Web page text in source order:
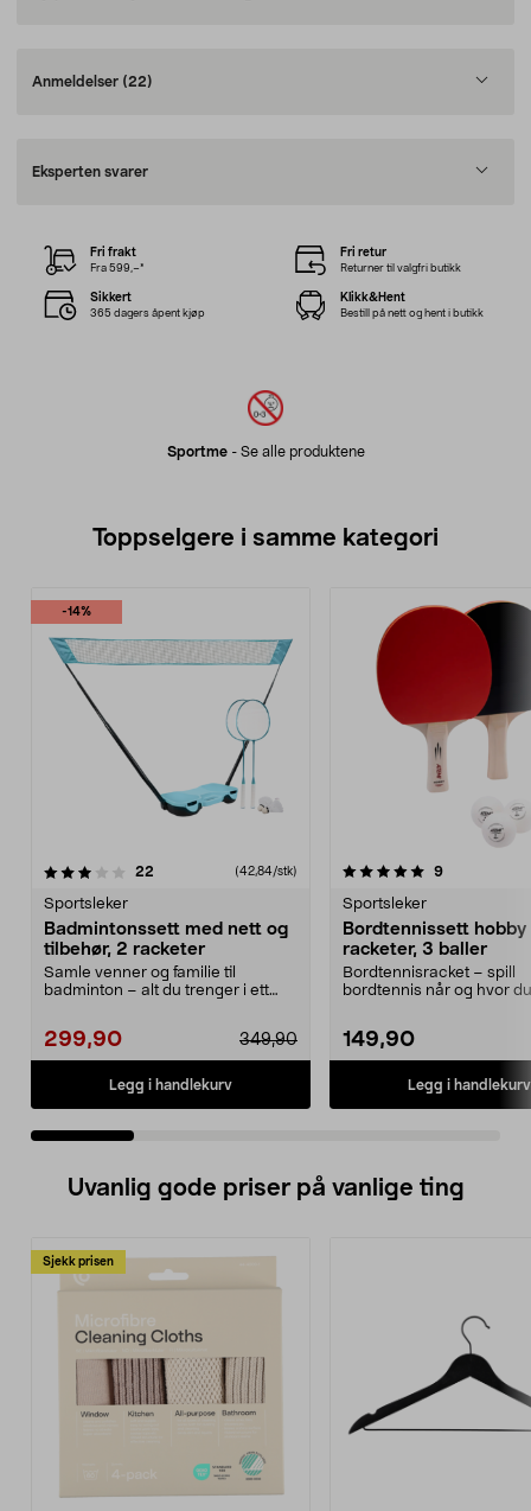
Anmeldelser (22)
Eksperten svarer
Sportme- Se alle produktene
Fri frakt
Fra 599,–*
Fri retur
Returner til valgfri butikk
Sikkert
365 dagers åpent kjøp
Klikk&Hent
Bestill på nett og hent i butikk
Toppselgere i samme kategori
-14%
22 anmeldelser(42,84/stk)
Sportsleker
Badmintonssett med nett og
tilbehør, 2 racketer
Samle venner og familie til
badminton – alt du trenger i ett
299,90 349,90
Legg i handlekurv
5.0 av 5 stjerner 9anmeldelser
Sportsleker
Bordtennissett hobby
racketer, 3 baller
Bordtennisracket – spill
bordtennis når og hvor
149,90
Legg i handlekurv
4.0 av 5 stjerner
Uvanlig gode priser på vanlige ting
Sjekk prisen